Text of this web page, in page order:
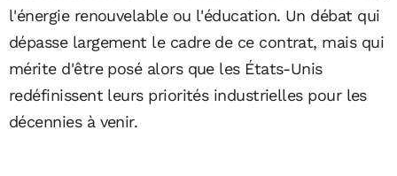
l'énergie renouvelable ou l'éducation. Un débat qui
dépasse largement le cadre de ce contrat, mais qui
mérite d'être posé alors que les États-Unis
redéfinissent leurs priorités industrielles pour les
décennies à venir.